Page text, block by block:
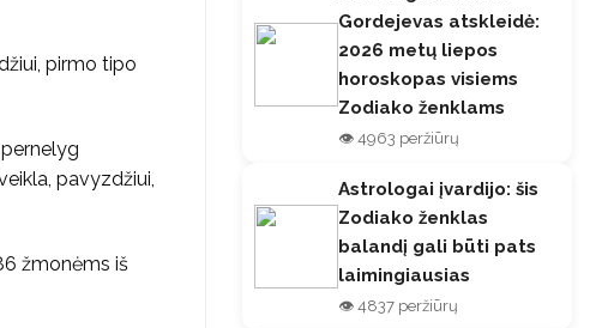
pirmo tipo
pavyzdžiui,
žmonėms iš
Gordejevas atskleidė:
2026 metų liepos
horoskopas visiems
Zodiako ženklams
👁️ 4963 peržiūrų
Astrologai įvardijo: šis
Zodiako ženklas
balandį gali būti pats
laimingiausias
👁️ 4837 peržiūrų